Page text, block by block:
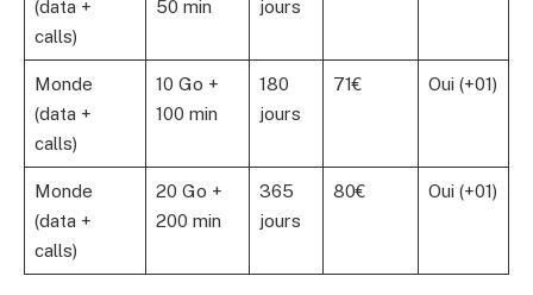
(data +
calls)
50 min
jours
Monde
(data +
calls)
10 Go +
100 min
180
jours
71€ Oui (+01)
Monde
(data +
calls)
20 Go +
200 min
365
jours
80€ Oui (+01)